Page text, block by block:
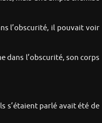
l’obscurité, il pouvait voir
dans l’obscurité, son corps
s’étaient parlé avait été de